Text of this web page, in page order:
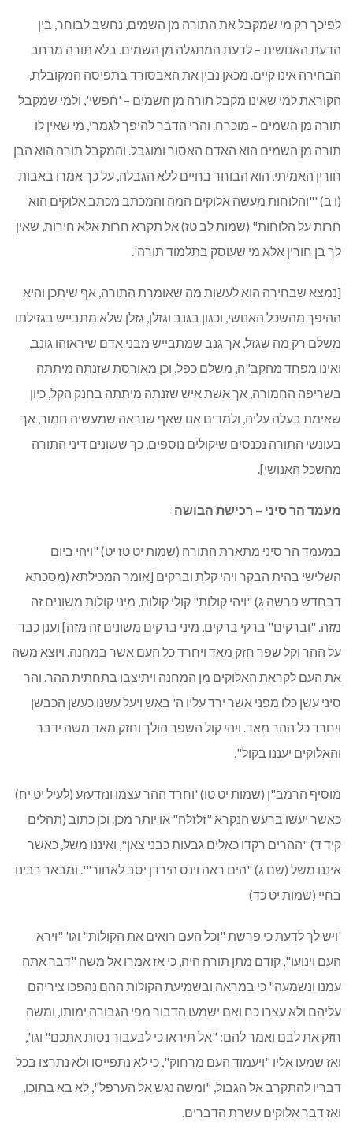
לפיכך רק מי שמקבל את התורה מן השמים, נחשב לבוחר, בין
הדעת האנושית – לדעת המתגלה מן השמים. בלא תורה מרחב
הבחירה אינו קיים. מכאן נבין את האבסורד בתפיסה המקובלת,
הקוראת למי שאינו מקבל תורה מן השמים – 'חפשי', ולמי שמקבל
תורה מן השמים – מוכרח. והרי הדבר להיפך לגמרי, מי שאין לו
תורה מן השמים הוא האדם האסור ומוגבל. והמקבל תורה הוא הבן
חורין האמיתי, הוא הבוחר בחיים ללא הגבלה, על כך אמרו באבות
(ו ב) '"והלוחות מעשה אלוקים המה והמכתב מכתב אלוקים הוא
חרות על הלוחות" (שמות לב טז) אל תקרא חרות אלא חירות, שאין
לך בן חורין אלא מי שעוסק בתלמוד תורה'.
[נמצא שבחירה הוא לעשות מה שאומרת התורה, אף שיתכן והיא
ההיפך מהשכל האנושי, וכגון בגנב וגזלן, גזלן שלא מתבייש בגזילתו
משלם רק מה שגזל, אך גנב שמתבייש מבני אדם שיראוהו גונב,
ואינו מפחד מהקב"ה, משלם כפל, וכן מאורסת שזנתה מיתתה
בשריפה החמורה, אך אשת איש שזנתה מיתתה בחנק הקל, כיון
שאימת בעלה עליה, ולמדים אנו שאף שנראה שמעשיה חמור, אך
בעונשי התורה נכנסים שיקולים נוספים, כך ששונים דיני התורה
מהשכל האנושי].
מעמד הר סיני – רכישת הבושה
במעמד הר סיני מתארת התורה (שמות יט טז יט) "ויהי ביום
השלישי בהית הבקר ויהי קלת וברקים [אומר המכילתא (מסכתא
דבחדש פרשה ג) "ויהי קולות" קולי קולות, מיני קולות משונים זה
מזה. "וברקים" ברקי ברקים, מיני ברקים משונים זה מזה] וענן כבד
על ההר וקל שפר חזק מאד ויחרד כל העם אשר במחנה. ויוצא משה
את העם לקראת האלוקים מן המחנה ויתיצבו בתחתית ההר. והר
סיני עשן כלו מפני אשר ירד עליו ה' באש ויעל עשנו כעשן הכבשן
ויחרד כל ההר מאד. ויהי קול השפר הולך וחזק מאד משה ידבר
והאלוקים יעננו בקול".
מוסיף הרמב"ן (שמות יט טו) 'וחרד ההר עצמו ונזדעזע (לעיל יט יח)
כאשר יעשו ברעש הנקרא "זלזלה" או יותר מכן. וכן כתוב (תהלים
קיד ד) "ההרים רקדו כאלים גבעות כבני צאן", ואיננו משל, כאשר
איננו משל (שם ג) "הים ראה וינס הירדן יסב לאחור"'. ומבאר רבינו
בחיי (שמות יט כד)
'ויש לך לדעת כי פרשת "וכל העם רואים את הקולות" וגו' "וירא
העם וינועו", קודם מתן תורה היה, כי אז אמרו אל משה "דבר אתה
עמנו ונשמעה" כי במראה ובשמיעת הקולות ההם נהפכו ציריהם
עליהם ולא עצרו כח ואם ישמעו הדבור מפי הגבורה ימותו, ומשה
חזק את לבם ואמר להם: "אל תיראו כי לבעבור נסות אתכם" וגו',
ואז שמעו אליו "ויעמוד העם מרחוק", כי לא נתפייסו ולא נתרצו בכל
דבריו להתקרב אל הגבול, "ומשה נגש אל הערפל", לא בא בתוכו,
ואז דבר אלוקים עשרת הדברים.